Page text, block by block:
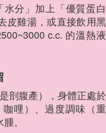
水分」加上「優質蛋白
皮雞湯，或直接飲用黑
c.c. 的溫熱液
剖腹產），身體正處於
哩）、過度調味（重
。